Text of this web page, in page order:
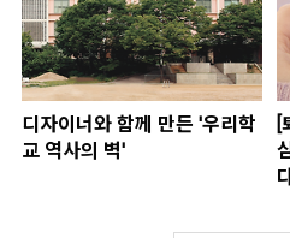
디자이너와 함께 만든 '우리학
교 역사의 벽'
[